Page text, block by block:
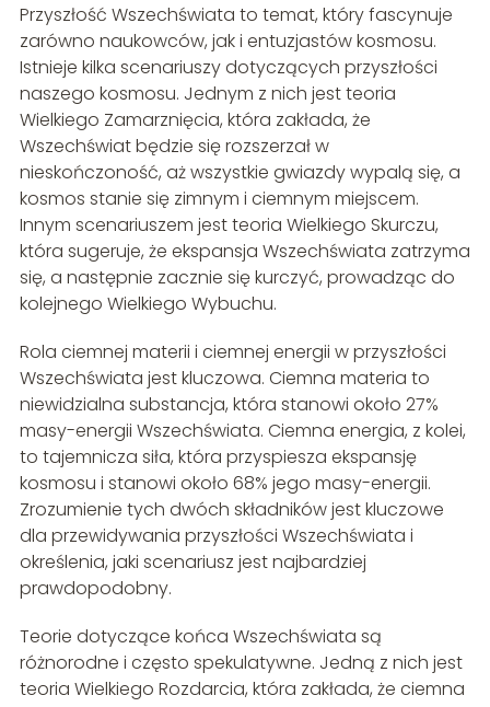
Przyszłość Wszechświata to temat, który fascynuje
zarówno naukowców, jak i entuzjastów kosmosu.
Istnieje kilka scenariuszy dotyczących przyszłości
naszego kosmosu. Jednym z nich jest teoria
Wielkiego Zamarznięcia, która zakłada, że
Wszechświat będzie się rozszerzał w
nieskończoność, aż wszystkie gwiazdy wypalą się, a
kosmos stanie się zimnym i ciemnym miejscem.
Innym scenariuszem jest teoria Wielkiego Skurczu,
która sugeruje, że ekspansja Wszechświata zatrzyma
się, a następnie zacznie się kurczyć, prowadząc do
kolejnego Wielkiego Wybuchu.
Rola ciemnej materii i ciemnej energii w przyszłości
Wszechświata jest kluczowa. Ciemna materia to
niewidzialna substancja, która stanowi około 27%
masy-energii Wszechświata. Ciemna energia, z kolei,
to tajemnicza siła, która przyspiesza ekspansję
kosmosu i stanowi około 68% jego masy-energii.
Zrozumienie tych dwóch składników jest kluczowe
dla przewidywania przyszłości Wszechświata i
określenia, jaki scenariusz jest najbardziej
prawdopodobny.
Teorie dotyczące końca Wszechświata są
różnorodne i często spekulatywne. Jedną z nich jest
teoria Wielkiego Rozdarcia, która zakłada, że ciemna